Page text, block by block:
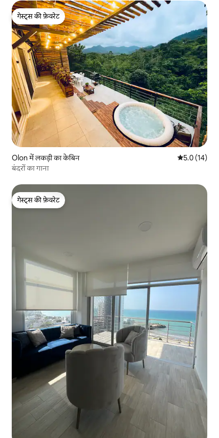
गेस्ट्स की फ़ेवरेट
गेस्ट्स की फ़ेवरेट
Olon में लकड़ी का केबिन औसत रेटिंग 5
5.0 (14)
बंदरों का गाना
गेस्ट्स की फ़ेवरेट
गेस्ट्स की फ़ेवरेट